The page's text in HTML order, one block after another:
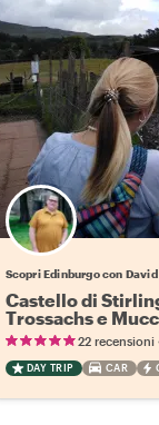
Scopri Edinburgo con David
Castello di
Trossachs e
giorno
22 recensioni
DAY TRIP CAR